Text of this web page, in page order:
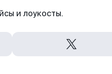
и лоукосты.